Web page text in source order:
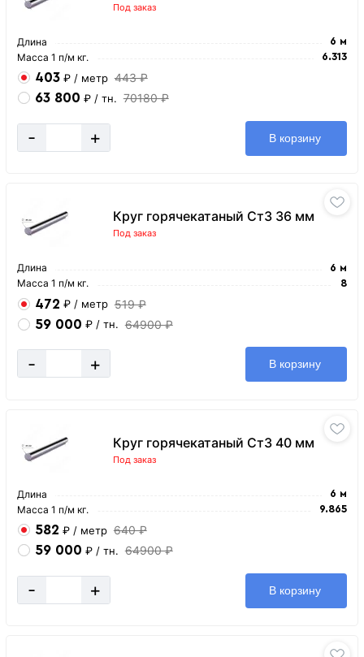
Под заказ
Длина 6 м
Масса 1 п/м кг. 6.313
403 ₽ / метр 443 ₽
63 800 ₽ / тн. 70180 ₽
- + В корзину
Круг горячекатаный Ст3 36 мм
Под заказ
Длина 6 м
Масса 1 п/м кг. 8
472 ₽ / метр 519 ₽
59 000 ₽ / тн. 64900 ₽
- + В корзину
Круг горячекатаный Ст3 40 мм
Под заказ
Длина 6 м
Масса 1 п/м кг. 9.865
582 ₽ / метр 640 ₽
59 000 ₽ / тн. 64900 ₽
- + В корзину